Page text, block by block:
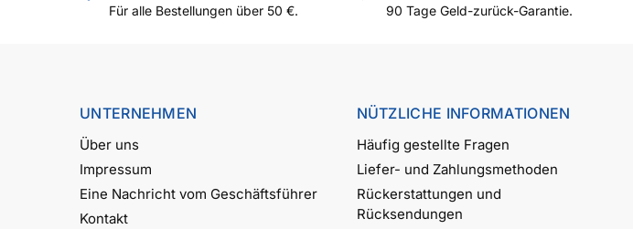
Für alle Bestellungen über 50 €. 90 Tage Geld-zurück-Garantie.
UNTERNEHMEN
Über uns
Impressum
Eine Nachricht vom Geschäftsführer
Kontakt
NÜTZLICHE INFORMATIONEN
Häufig gestellte Fragen
Liefer- und Zahlungsmethoden
Rückerstattungen und
Rücksendungen